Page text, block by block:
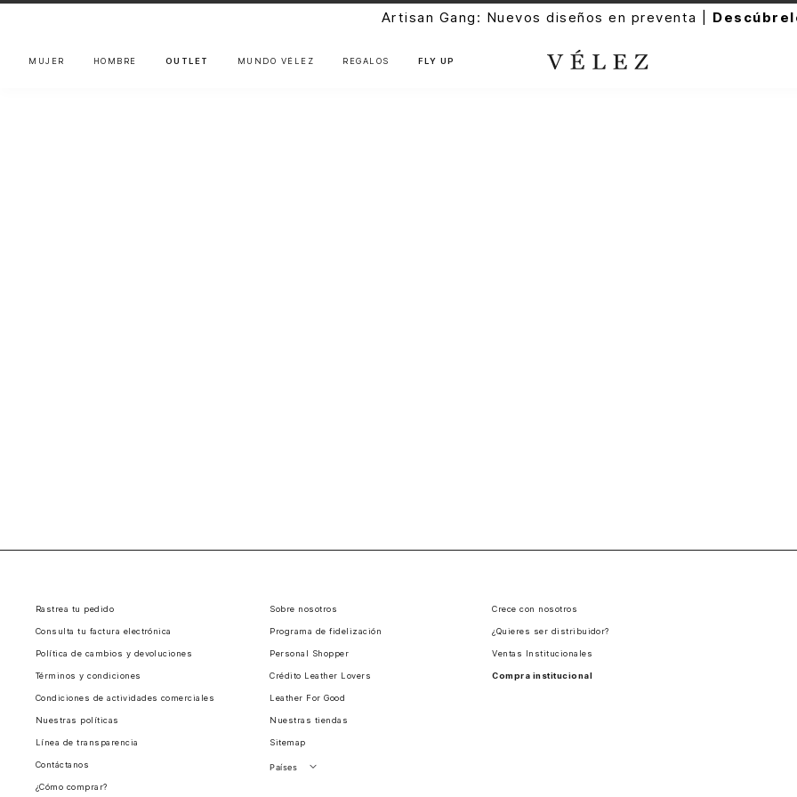
Artisan Gang: Nuevos diseños en preventa |
MUJER HOMBRE OUTLET MUNDO VÉLEZ REGALOS FLY UP
Rastrea tu pedido
Consulta tu factura electrónica
Política de cambios y devoluciones
Términos y condiciones
Condiciones de actividades comerciales
Nuestras políticas
Línea de transparencia
Contáctanos
¿Cómo comprar?
Sobre nosotros
Programa de fidelización
Personal Shopper
Crédito Leather Lovers
Leather For Good
Nuestras tiendas
Sitemap
Países
Crece con nosotros
¿Quieres ser distribuidor?
Ventas Institucionales
Compra institucional